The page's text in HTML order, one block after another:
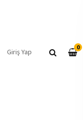
Giriş Yap
0